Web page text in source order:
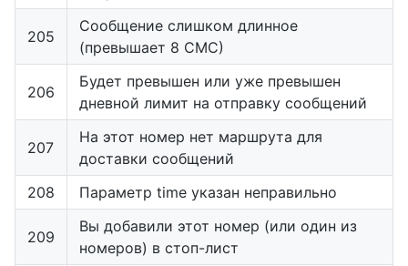
205
Сообщение слишком длинное
(превышает 8 СМС)
206
Будет превышен или уже превышен
дневной лимит на отправку сообщений
207
На этот номер нет маршрута для
доставки сообщений
208
Параметр time указан неправильно
209
Вы добавили этот номер (или один из
номеров) в стоп-лист